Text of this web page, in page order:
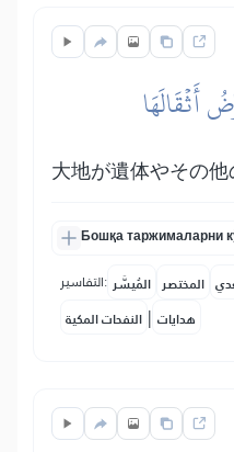
أَثۡقَالَهَا
大地が遺体やその他
Бошқа таржималарни
التفاسير: المُيسَّر المختصر
النفحات المكية | هدايات